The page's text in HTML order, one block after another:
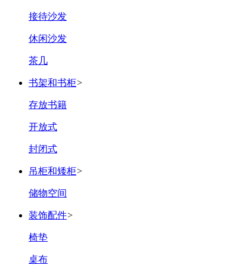
接待沙发
休闲沙发
茶几
书架和书柜>
存放书籍
开放式
封闭式
吊柜和矮柜>
储物空间
装饰配件>
椅垫
桌布